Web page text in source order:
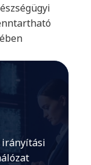
irányítási